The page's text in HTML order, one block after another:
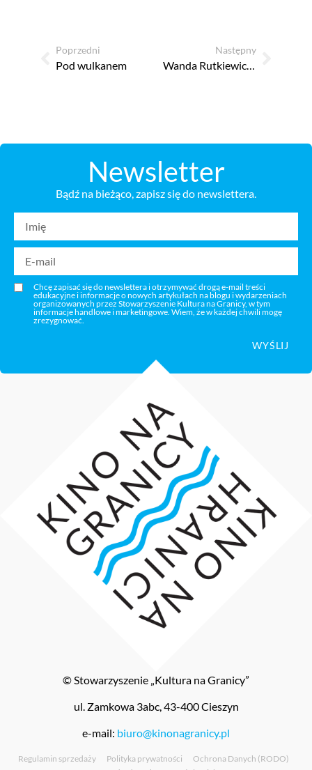
Poprzedni
Pod wulkanem
Następny
Wanda Rutkiewicz. Ostatnia wyprawa
Newsletter
Bądź na bieżąco, zapisz się do newslettera.
Chcę zapisać się do newslettera i otrzymywać drogą e-mail treści
edukacyjne i informacje o nowych artykułach na blogu i wydarzeniach
organizowanych przez Stowarzyszenie Kultura na Granicy, w tym
informacje handlowe i marketingowe. Wiem, że w każdej chwili mogę
zrezygnować.
WYŚLIJ
© Stowarzyszenie „Kultura na Granicy”
ul. Zamkowa 3abc, 43-400 Cieszyn
e-mail: biuro@kinonagranicy.pl
Regulamin sprzedaży Polityka prywatności
Ochrona Danych (RODO)